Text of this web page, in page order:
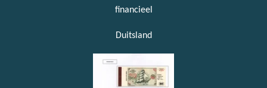
financieel
Duitsland